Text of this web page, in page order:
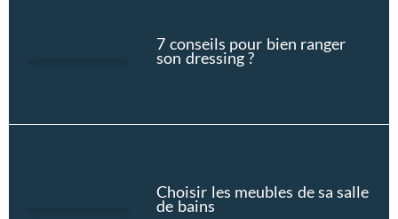
7 conseils pour bien ranger
son dressing ?
Choisir les meubles de sa salle
de bains